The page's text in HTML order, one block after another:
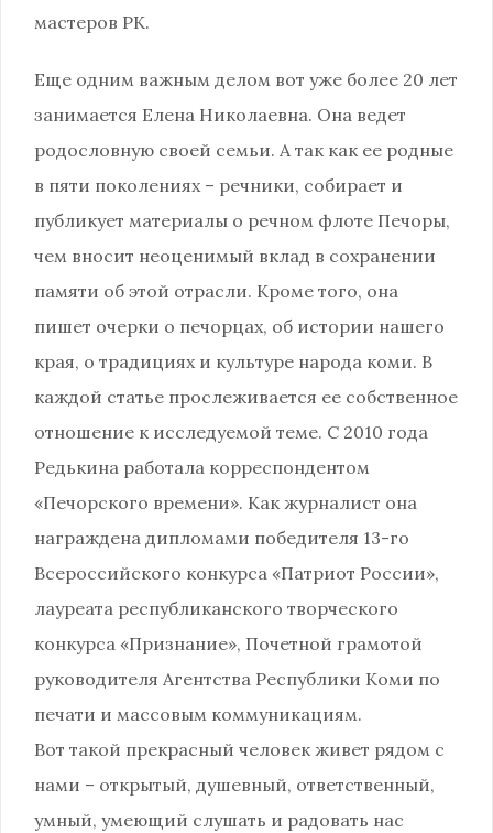
мастеров РК.
Еще одним важным делом вот уже более 20 лет
занимается Елена Николаевна. Она ведет
родословную своей семьи. А так как ее родные
в пяти поколениях – речники, собирает и
публикует материалы о речном флоте Печоры,
чем вносит неоценимый вклад в сохранении
памяти об этой отрасли. Кроме того, она
пишет очерки о печорцах, об истории нашего
края, о традициях и культуре народа коми. В
каждой статье прослеживается ее собственное
отношение к исследуемой теме. С 2010 года
Редькина работала корреспондентом
«Печорского времени». Как журналист она
награждена дипломами победителя 13-го
Всероссийского конкурса «Патриот России»,
лауреата республиканского творческого
конкурса «Признание», Почетной грамотой
руководителя Агентства Республики Коми по
печати и массовым коммуникациям.
Вот такой прекрасный человек живет рядом с
нами – открытый, душевный, ответственный,
умный, умеющий слушать и радовать нас